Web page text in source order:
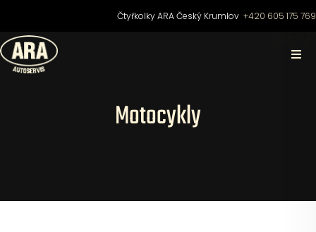
obsah
Čtyřkolky ARA Český Krumlov+420 605 175 769
Motocykly